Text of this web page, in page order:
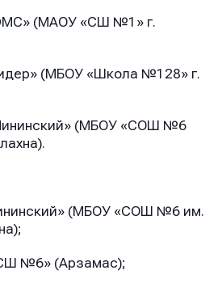
(МАОУ «СШ №1» г.
(МБОУ «Школа №128» г.
(МБОУ «СОШ №6
(МБОУ «СОШ №6 им.
№6» (Арзамас);